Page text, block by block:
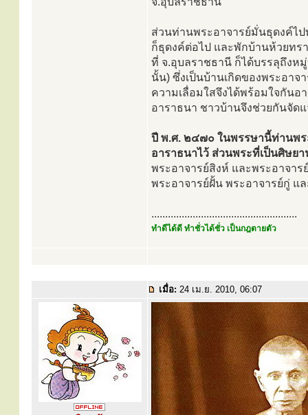
ส่วนท่านพระอาจารย์มั่นธุดงค์ไ
ก็ธุดงค์ต่อไป และพักบ้านห้วยทร
ที่ จ.อุบลราชธานี ก็ได้บรรลุถึงห
นั้น) ซึ่งเป็นบ้านเกิดของพระอาจ
ความเลื่อมใสจึงได้พร้อมใจกันอ
อาราธนา ชาวบ้านจึงช่วยกันจัด
ปี พ.ศ. ๒๔๗๐ ในพรรษานี้ท่านพ
อาราธนาไว้ ส่วนพระที่เป็นศิษย
พระอาจารย์สิงห์ และพระอาจา
พระอาจารย์ฝั้น พระอาจารย์กู่ แ
.....................................................
ทำดีได้ดี ทำชั่วได้ชั่ว เป็นกฎตายตัว
เมื่อ: 24 เม.ย. 2010, 06:07